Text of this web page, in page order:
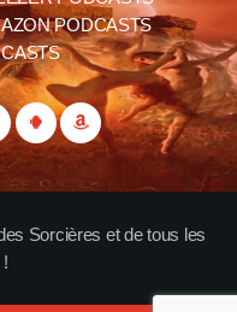
PODCASTS
Sorcières et de tous les